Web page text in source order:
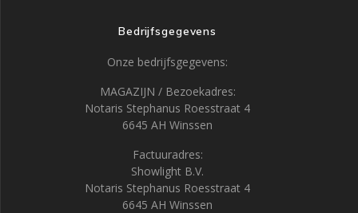
Bedrijfsgegevens
Onze bedrijfsgegevens:
MAGAZIJN / Bezoekadres:
Notaris Stephanus Roesstraat 4
6645 AH Winssen
Factuuradres:
Showlight B.V.
Notaris Stephanus Roesstraat 4
6645 AH Winssen